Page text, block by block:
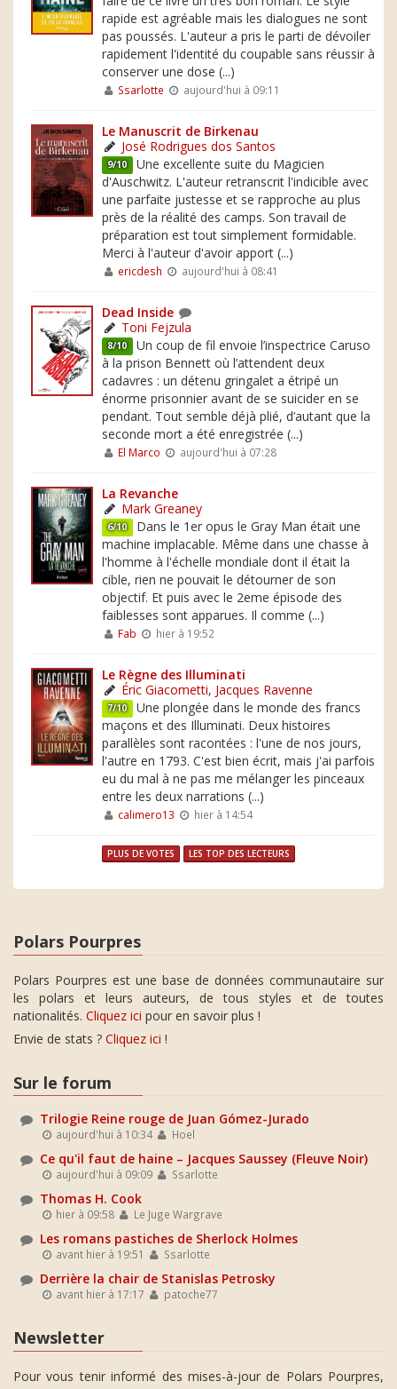
rapide est agréable mais les dialogues ne sont
pas poussés. L'auteur a pris le parti de dévoiler
rapidement l'identité du coupable sans réussir à
conserver une dose (...)
Ssarlotte aujourd'hui à 09:11
Le Manuscrit de Birkenau
José Rodrigues dos Santos
9/10 Une excellente suite du Magicien
d'Auschwitz. L'auteur retranscrit l'indicible avec
une parfaite justesse et se rapproche au plus
près de la réalité des camps. Son travail de
préparation est tout simplement formidable.
Merci à l'auteur d'avoir apport (...)
ericdesh aujourd'hui à 08:41
Dead Inside
Toni Fejzula
8/10 Un coup de fil envoie l’inspectrice Caruso
à la prison Bennett où l’attendent deux
cadavres : un détenu gringalet a étripé un
énorme prisonnier avant de se suicider en se
pendant. Tout semble déjà plié, d’autant que la
seconde mort a été enregistrée (...)
El Marco aujourd'hui à 07:28
La Revanche
Mark Greaney
6/10 Dans le 1er opus le Gray Man était une
machine implacable. Même dans une chasse à
l'homme à l'échelle mondiale dont il était la
cible, rien ne pouvait le détourner de son
objectif. Et puis avec le 2eme épisode des
faiblesses sont apparues. Il comme (...)
Fab hier à 19:52
Le Règne des Illuminati
Éric Giacometti, Jacques Ravenne
7/10 Une plongée dans le monde des francs
maçons et des Illuminati. Deux histoires
parallèles sont racontées : l'une de nos jours,
l'autre en 1793. C'est bien écrit, mais j'ai parfois
eu du mal à ne pas me mélanger les pinceaux
entre les deux narrations (...)
calimero13 hier à 14:54
PLUS DE VOTES LES TOP DES LECTEURS
Polars Pourpres
Polars Pourpres est une base de données communautaire sur
les polars et leurs auteurs, de tous styles et de toutes
nationalités. Cliquez ici pour en savoir plus !
Envie de stats ? Cliquez ici !
Sur le forum
Trilogie Reine rouge de Juan Gómez-Jurado
aujourd'hui à 10:34 Hoel
Ce qu'il faut de haine – Jacques Saussey (Fleuve Noir)
aujourd'hui à 09:09 Ssarlotte
Thomas H. Cook
hier à 09:58 Le Juge Wargrave
Les romans pastiches de Sherlock Holmes
avant hier à 19:51 Ssarlotte
Derrière la chair de Stanislas Petrosky
avant hier à 17:17 patoche77
Newsletter
Pour vous tenir informé des mises-à-jour de Polars Pourpres,